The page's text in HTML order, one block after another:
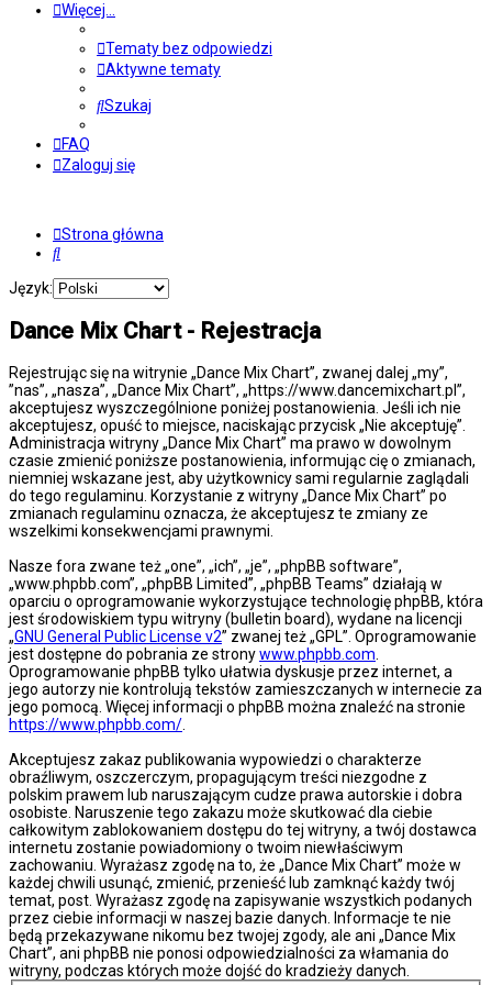
Więcej…
Tematy bez odpowiedzi
Aktywne tematy
Szukaj
FAQ
Zaloguj się
Strona główna
Szukaj
Język:
Dance Mix Chart - Rejestracja
Rejestrując się na witrynie „Dance Mix Chart”, zwanej dalej „my”,
”nas”, „nasza”, „Dance Mix Chart”, „https://www.dancemixchart.pl”,
akceptujesz wyszczególnione poniżej postanowienia. Jeśli ich nie
akceptujesz, opuść to miejsce, naciskając przycisk „Nie akceptuję”.
Administracja witryny „Dance Mix Chart” ma prawo w dowolnym
czasie zmienić poniższe postanowienia, informując cię o zmianach,
niemniej wskazane jest, aby użytkownicy sami regularnie zaglądali
do tego regulaminu. Korzystanie z witryny „Dance Mix Chart” po
zmianach regulaminu oznacza, że akceptujesz te zmiany ze
wszelkimi konsekwencjami prawnymi.
Nasze fora zwane też „one”, „ich”, „je”, „phpBB software”,
„www.phpbb.com”, „phpBB Limited”, „phpBB Teams” działają w
oparciu o oprogramowanie wykorzystujące technologię phpBB, która
jest środowiskiem typu witryny (bulletin board), wydane na licencji
„GNU General Public License v2” zwanej też „GPL”. Oprogramowanie
jest dostępne do pobrania ze stronywww.phpbb.com
Oprogramowanie phpBB tylko ułatwia dyskusje przez internet, a
jego autorzy nie kontrolują tekstów zamieszczanych w internecie za
jego pomocą. Więcej informacji o phpBB można znaleźć na stronie
https://www.phpbb.com/
Akceptujesz zakaz publikowania wypowiedzi o charakterze
obraźliwym, oszczerczym, propagującym treści niezgodne z
polskim prawem lub naruszającym cudze prawa autorskie i dobra
osobiste. Naruszenie tego zakazu może skutkować dla ciebie
całkowitym zablokowaniem dostępu do tej witryny, a twój dostawca
internetu zostanie powiadomiony o twoim niewłaściwym
zachowaniu. Wyrażasz zgodę na to, że „Dance Mix Chart” może w
każdej chwili usunąć, zmienić, przenieść lub zamknąć każdy twój
temat, post. Wyrażasz zgodę na zapisywanie wszystkich podanych
przez ciebie informacji w naszej bazie danych. Informacje te nie
będą przekazywane nikomu bez twojej zgody, ale ani „Dance Mix
Chart”, ani phpBB nie ponosi odpowiedzialności za włamania do
witryny, podczas których może dojść do kradzieży danych.